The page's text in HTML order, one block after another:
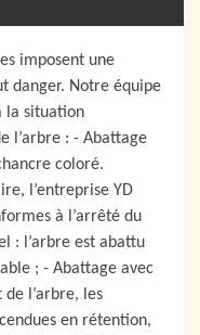
imposent une
danger. Notre équipe
la situation
l’arbre : - Abattage
coloré.
l’entreprise YD
à l’arrêté du
: l’arbre est abattu
; - Abattage avec
l’arbre, les
en rétention,